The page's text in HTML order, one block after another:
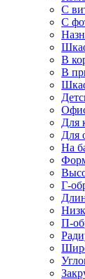
С
С
В
В
Для
Для
На
Г-
П-